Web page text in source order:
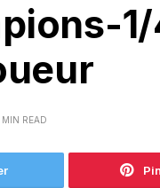
MIN READ